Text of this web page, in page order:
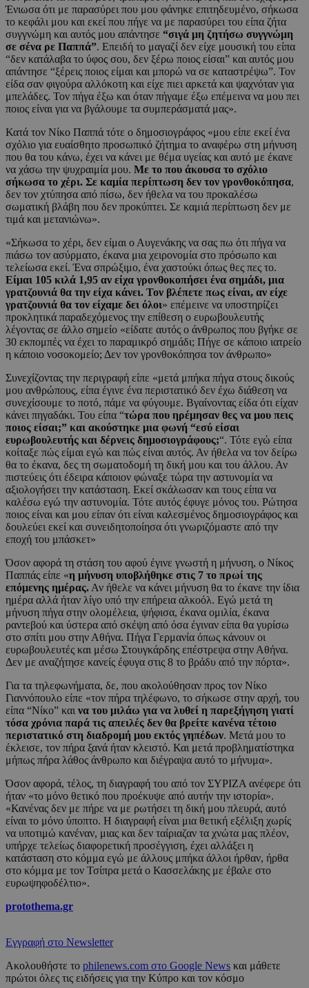
Ένιωσα ότι με παρασύρει που μου φάνηκε επιτηδευμένο, σήκωσα
το κεφάλι μου και εκεί που πήγε να με παρασύρει του είπα ζήτα
συγγνώμη και αυτός μου απάντησε “σιγά μη ζητήσω συγγνώμη
σε σένα ρε Παππά”. Επειδή το μαγαζί δεν είχε μουσική του είπα
“δεν κατάλαβα το ύφος σου, δεν ξέρω ποιος είσαι” και αυτός μου
απάντησε “ξέρεις ποιος είμαι και μπορώ να σε καταστρέψω”. Τον
είδα σαν φιγούρα αλλόκοτη και είχε πιει αρκετά και ψαχνόταν για
μπελάδες. Τον πήγα έξω και όταν πήγαμε έξω επέμεινα να μου πει
ποιος είναι για να βγάλουμε τα συμπεράσματά μας».
Κατά τον Νίκο Παππά τότε ο δημοσιογράφος «μου είπε εκεί ένα
σχόλιο για ευαίσθητο προσωπικό ζήτημα το αναφέρω στη μήνυση
που θα του κάνω, έχει να κάνει με θέμα υγείας και αυτό με έκανε
να χάσω την ψυχραιμία μου. Με το που άκουσα το σχόλιο
σήκωσα το χέρι. Σε καμία περίπτωση δεν τον γρονθοκόπησα,
δεν τον χτύπησα από πίσω, δεν ήθελα να του προκαλέσω
σωματική βλάβη που δεν προκύπτει. Σε καμιά περίπτωση δεν με
τιμά και μετανιώνω».
«Σήκωσα το χέρι, δεν είμαι ο Αυγενάκης να σας πω ότι πήγα να
πιάσω τον ασύρματο, έκανα μια χειρονομία στο πρόσωπο και
τελείωσα εκεί. Ένα σπρώξιμο, ένα χαστούκι όπως θες πες το.
Είμαι 105 κιλά 1,95 αν είχα γρονθοκοπήσει ένα σημάδι, μια
γρατζουνιά θα την είχα κάνει. Τον βλέπετε πως είναι, αν είχε
γρατζουνιά θα τον είχαμε δει όλοι» επέμεινε να υποστηρίζει
προκλητικά παραδεχόμενος την επίθεση ο ευρωβουλευτής
λέγοντας σε άλλο σημείο «είδατε αυτός ο άνθρωπος που βγήκε σε
30 εκπομπές να έχει το παραμικρό σημάδι; Πήγε σε κάποιο ιατρείο
η κάποιο νοσοκομείο; Δεν τον γρονθοκόπησα τον άνθρωπο»
Συνεχίζοντας την περιγραφή είπε «μετά μπήκα πήγα στους δικούς
μου ανθρώπους, είπα έγινε ένα περιστατικό δεν έχω διάθεση να
συνεχίσουμε το ποτό, πάμε να φύγουμε. Βγαίνοντας είδα ότι είχαν
κάνει πηγαδάκι. Του είπα “τώρα που ηρέμησαν θες να μου πεις
ποιος είσαι;” και ακούστηκε μια φωνή “εσύ είσαι
ευρωβουλευτής και δέρνεις δημοσιογράφους;“. Τότε εγώ είπα
κοίταξε πώς είμαι εγώ και πώς είναι αυτός. Αν ήθελα να τον δείρω
θα το έκανα, δες τη σωματοδομή τη δική μου και του άλλου. Αν
πιστεύεις ότι έδειρα κάποιον φώναξε τώρα την αστυνομία να
αξιολογήσει την κατάσταση. Εκεί σκάλωσαν και τους είπα να
καλέσω εγώ την αστυνομία. Τότε αυτός έφυγε μόνος του. Ρώτησα
ποιος είναι και μου είπαν ότι είναι καλεσμένος δημοσιογράφος και
δουλεύει εκεί και συνειδητοποίησα ότι γνωριζόμαστε από την
εποχή του μπάσκετ»
Όσον αφορά τη στάση του αφού έγινε γνωστή η μήνυση, ο Νίκος
Παππάς είπε «η μήνυση υποβλήθηκε στις 7 το πρωί της
επόμενης ημέρας. Αν ήθελε να κάνει μήνυση θα το έκανε την ίδια
ημέρα αλλά ήταν λίγο υπό την επήρεια αλκοόλ. Εγώ μετά τη
μήνυση πήγα στην ολομέλεια, ψήφισα, έκανα ομιλία, έκανα
ραντεβού και ύστερα από σκέψη από όσα έγιναν είπα θα γυρίσω
στο σπίτι μου στην Αθήνα. Πήγα Γερμανία όπως κάνουν οι
ευρωβουλευτές και μέσω Στουγκάρδης επέστρεψα στην Αθήνα.
Δεν με αναζήτησε κανείς έφυγα στις 8 το βράδυ από την πόρτα».
Για τα τηλεφωνήματα, δε, που ακολούθησαν προς τον Νίκο
Γιαννόπουλο είπε «τον πήρα τηλέφωνο, το σήκωσε στην αρχή, του
είπα “Νίκο” και να του μιλάω για να λυθεί η παρεξήγηση γιατί
τόσα χρόνια παρά τις απειλές δεν θα βρείτε κανένα τέτοιο
περιστατικό στη διαδρομή μου εκτός γηπέδων. Μετά μου το
έκλεισε, τον πήρα ξανά ήταν κλειστό. Και μετά προβληματίστηκα
μήπως πήρα λάθος άνθρωπο και διέγραψα αυτό το μήνυμα».
Όσον αφορά, τέλος, τη διαγραφή του από τον ΣΥΡΙΖΑ ανέφερε ότι
ήταν «το μόνο θετικό που προέκυψε από αυτήν την ιστορία».
«Κανένας δεν με πήρε να με ρωτήσει τη δική μου πλευρά, αυτό
είναι το μόνο ύποπτο. Η διαγραφή είναι μια θετική εξέλιξη χωρίς
να υποτιμώ κανέναν, μιας και δεν ταίριαζαν τα χνώτα μας πλέον,
υπήρχε τελείως διαφορετική προσέγγιση, έχει αλλάξει η
κατάσταση στο κόμμα εγώ με άλλους μπήκα άλλοι ήρθαν, ήρθα
στο κόμμα με τον Τσίπρα μετά ο Κασσελάκης με έβαλε στο
ευρωψηφοδέλτιο».
protothema.gr
Εγγραφή στο Newsletter
Ακολουθήστε το philenews.com στο Google News και μάθετε
πρώτοι όλες τις ειδήσεις για την Κύπρο και τον κόσμο